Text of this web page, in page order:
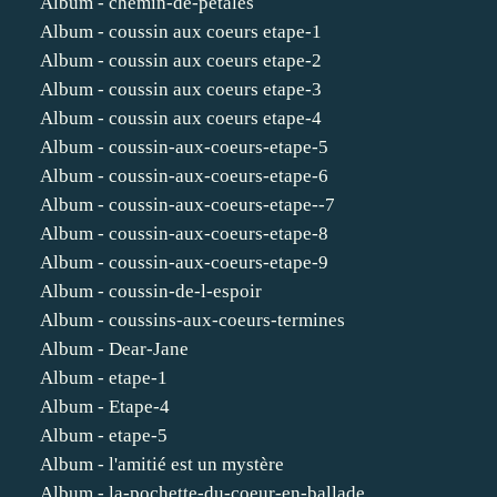
Album - coussin aux coeurs etape-1
Album - coussin aux coeurs etape-2
Album - coussin aux coeurs etape-3
Album - coussin aux coeurs etape-4
Album - coussin-aux-coeurs-etape-5
Album - coussin-aux-coeurs-etape-6
Album - coussin-aux-coeurs-etape--7
Album - coussin-aux-coeurs-etape-8
Album - coussin-aux-coeurs-etape-9
Album - coussin-de-l-espoir
Album - coussins-aux-coeurs-termines
Album - Dear-Jane
Album - etape-1
Album - Etape-4
Album - etape-5
Album - l'amitié est un mystère